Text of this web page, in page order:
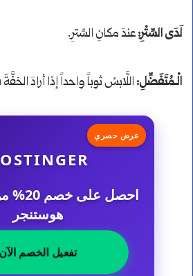
لَدَى السِّتْرِ:عندَ مكانِ السِّترِ.
الْـمُتَفَضِّلِ:اللَّابسُ ثوباً واحداً إذا أرادَ
عرض حصري
احصل
هوستنجر
تفعيل الخصم الآن